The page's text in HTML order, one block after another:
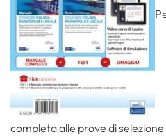
completa alle prove di